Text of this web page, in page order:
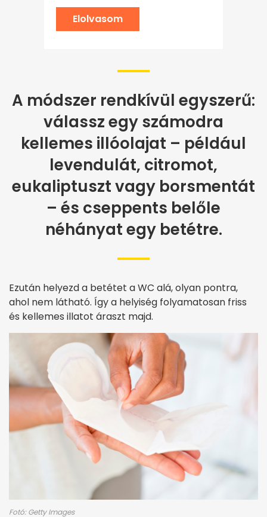
Elolvasom
A módszer rendkívül egyszerű:
válassz egy számodra
kellemes illóolajat – például
levendulát, citromot,
eukaliptuszt vagy borsmentát
– és cseppents belőle
néhányat egy betétre.
Ezután helyezd a betétet a WC alá, olyan pontra,
ahol nem látható. Így a helyiség folyamatosan friss
és kellemes illatot áraszt majd.
Fotó: Getty Images